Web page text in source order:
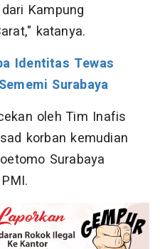
Kampung
katanya.
Identitas Tewas
Surabaya
oleh Tim Inafis
korban kemudian
Surabaya